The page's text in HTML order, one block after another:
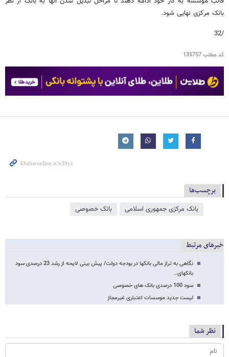
بانک مرکزی نهایی شود.
/32
کد مطلب135757
برچسب‌ها
بانک مرکزی جمهوری اسلامی بانک خصوصی
خبرهای مرتبط
نگاهی به تراز مالی بانکها در بودجه دولت/ پیش بینی لایحه از رشد 23 درصدی سود
بانکهای…
سود 100 درصدی بانک های خصوصی
لیست جدید موسسات اعتباری غیرمجاز
نظر شما